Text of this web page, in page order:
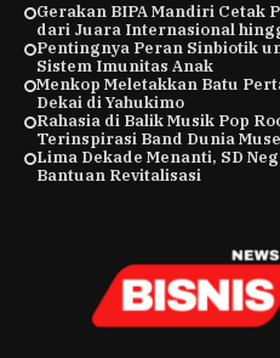
Gerakan BIPA Mandiri Cetak
dari Juara Internasional
Pentingnya Peran Sinbiotik
Sistem Imunitas Anak
Menkop Meletakkan Batu
Dekai di Yahukimo
Rahasia di Balik Musik Pop
Terinspirasi Band Dunia Muse
Lima Dekade Menanti, SD
Bantuan Revitalisasi